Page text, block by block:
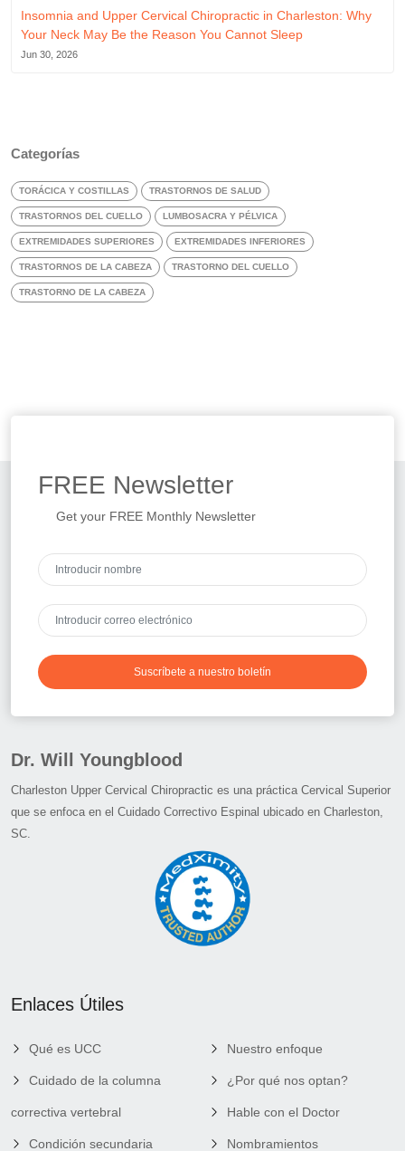
Insomnia and Upper Cervical Chiropractic in Charleston: Why
Your Neck May Be the Reason You Cannot Sleep
Jun 30, 2026
Categorías
TORÁCICA Y COSTILLAS TRASTORNOS DE SALUD
TRASTORNOS DEL CUELLO LUMBOSACRA Y PÉLVICA
EXTREMIDADES SUPERIORES EXTREMIDADES INFERIORES
TRASTORNOS DE LA CABEZA TRASTORNO DEL CUELLO
TRASTORNO DE LA CABEZA
FREE Newsletter
Get your FREE Monthly Newsletter
Suscríbete a nuestro boletín
Dr. Will Youngblood
Charleston Upper Cervical Chiropractic es una práctica Cervical Superior
que se enfoca en el Cuidado Correctivo Espinal ubicado en Charleston,
SC.
Enlaces Útiles
Qué es UCC
Cuidado de la columna
correctiva vertebral
Condición secundaria
Nuestro enfoque
¿Por qué nos optan?
Hable con el Doctor
Nombramientos